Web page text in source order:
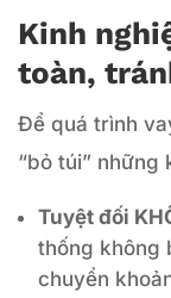
Kinh
toàn,
Để quá trình
“bỏ túi” những
Tuyệt đối
thống không
chuyển